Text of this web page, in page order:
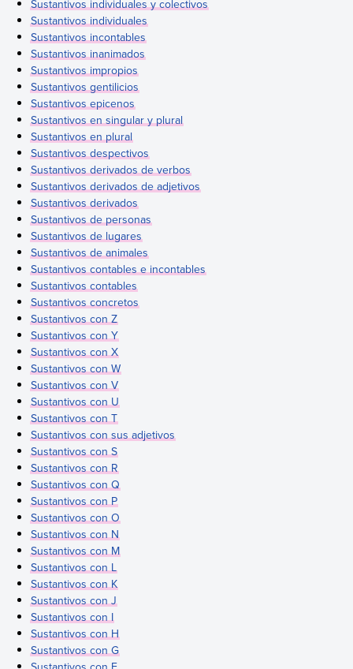
Sustantivos individuales y colectivos
Sustantivos individuales
Sustantivos incontables
Sustantivos inanimados
Sustantivos impropios
Sustantivos gentilicios
Sustantivos epicenos
Sustantivos en singular y plural
Sustantivos en plural
Sustantivos despectivos
Sustantivos derivados de verbos
Sustantivos derivados de adjetivos
Sustantivos derivados
Sustantivos de personas
Sustantivos de lugares
Sustantivos de animales
Sustantivos contables e incontables
Sustantivos contables
Sustantivos concretos
Sustantivos con Z
Sustantivos con Y
Sustantivos con X
Sustantivos con W
Sustantivos con V
Sustantivos con U
Sustantivos con T
Sustantivos con sus adjetivos
Sustantivos con S
Sustantivos con R
Sustantivos con Q
Sustantivos con P
Sustantivos con O
Sustantivos con N
Sustantivos con M
Sustantivos con L
Sustantivos con K
Sustantivos con J
Sustantivos con I
Sustantivos con H
Sustantivos con G